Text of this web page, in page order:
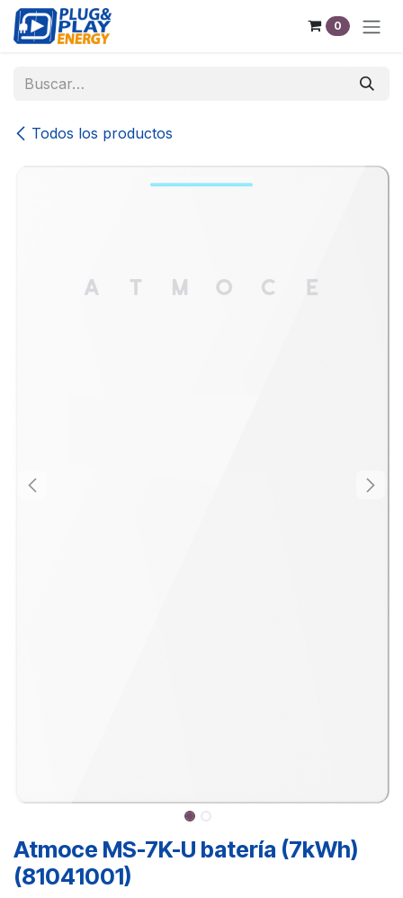
Ir al contenido
0
Todos los productos
Atmoce MS-7K-U batería (7kWh)
(81041001)